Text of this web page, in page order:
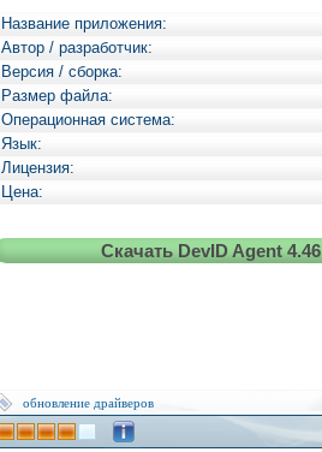
Название приложения:
Автор / разработчик:
Версия / сборка:
Размер файла:
Операционная система:
Язык:
Лицензия:
Цена:
Скачать DevID Agent 4.46
обновление драйверов